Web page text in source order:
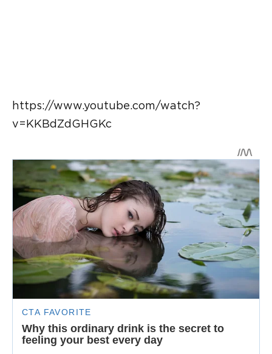
https://www.youtube.com/watch?
v=KKBdZdGHGKc